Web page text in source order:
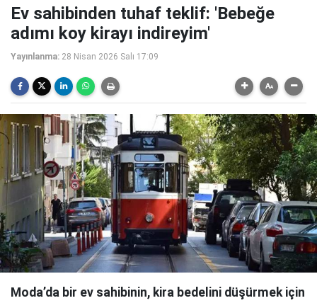
Ev sahibinden tuhaf teklif: 'Bebeğe
adımı koy kirayı indireyim'
Yayınlanma: 28 Nisan 2026 Salı 17:09
Moda’da bir ev sahibinin, kira bedelini düşürmek için